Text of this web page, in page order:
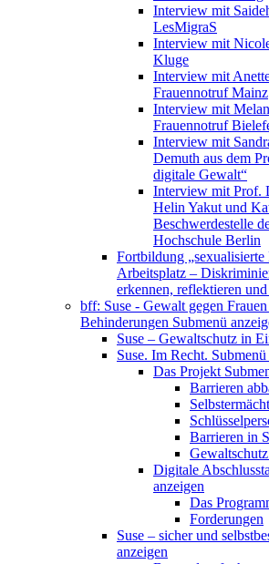
Interview mit
LesMigraS
Interview mit
Kluge
Interview mit
Frauennotruf Mainz
Interview mit
Frauennotruf
Interview mit
Demuth aus dem
digitale Gewalt“
Interview mit Prof.
Helin Yakut und
Beschwerdestelle
Hochschule Berlin
Fortbildung „sexualisierte
Arbeitsplatz –
erkennen, reflektieren
bff: Suse - Gewalt gegen
Behinderungen Submenü
Suse – Gewaltschutz in
Suse. Im Recht.
Das Projekt
Barrieren
Barrieren in
Digitale
anzeigen
Das
Forderungen
Suse – sicher und
anzeigen